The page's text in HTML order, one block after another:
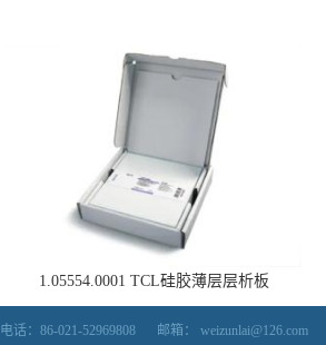
1.05554.0001 TCL硅胶薄层层析板
电话：86-021-52969808 邮箱： weizunlai@126.com